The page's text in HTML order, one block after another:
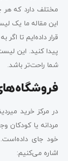
مختلف دارد که هر
این مقاله ما یک
قرار داده‌ایم تا
پیدا کنید. این
شما راحت‌تر باشد.
در مرکز خرید
مردانه یا کودکان
خود جای داده‌است.
اشاره می‌کنیم: